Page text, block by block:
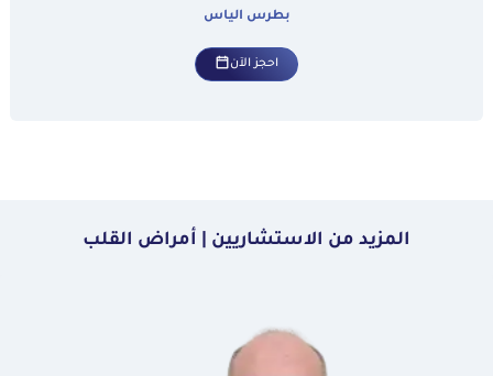
بطرس الياس
احجز الآن
المزيد من الاستشاريين | أمراض القلب